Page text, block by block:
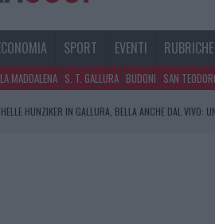
SPORT EVENTI RUBRICHE
LA MADDALENA S. T. GALLURA BUDONI SAN
HUNZIKER IN GALLURA, BELLA ANCHE DAL VIVO: